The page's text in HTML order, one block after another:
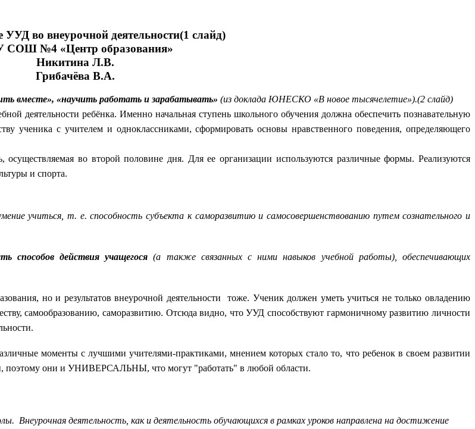
во внеурочной деятельности(1 слайд)
№4 «Центр образования»
Никитина Л.В.
Грибачёва В.А.
вместе», «научить работать и зарабатывать» (из доклада ЮНЕСКО «В новое тысячелетие»).(2 слайд)
деятельности ребёнка. Именно начальная ступень школьного обучения должна обеспечить познавательную
ученика с учителем и одноклассниками, сформировать основы нравственного поведения, определяющего
осуществляемая во второй половине дня. Для ее организации используются различные формы. Реализуются
и спорта.
учиться, т. е. способность субъекта к саморазвитию и самосовершенствованию путем сознательного и
способов действия учащегося(а также связанных с ними навыков учебной работы), обеспечивающих
но и результатов внеурочной деятельности тоже. Ученик должен уметь учиться не только овладению
самообразованию, саморазвитию. Отсюда видно, что УУД способствуют гармоничному развитию личности
моменты с лучшими учителями-практиками, мнением которых стало то, что ребенок в своем развитии
поэтому они и УНИВЕРСАЛЬНЫ, что могут "работать" в любой области.
Внеурочная деятельность, как и деятельность обучающихся в рамках уроков направлена на достижение